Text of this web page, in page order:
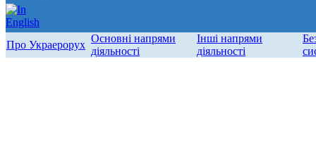
Про Украерорух
Основні напрями
діяльності
Інші напрями
діяльності